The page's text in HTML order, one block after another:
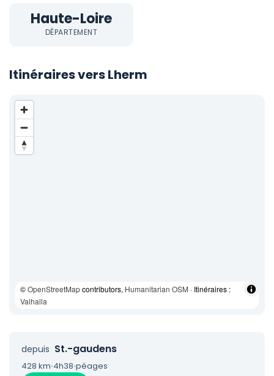
Haute-Loire
DÉPARTEMENT
Itinéraires vers Lherm
©OpenStreetMapcontributors, Humanitarian OSM · Itinéraires :
Valhalla
depuis St.-gaudens
428 km·4h38·péages